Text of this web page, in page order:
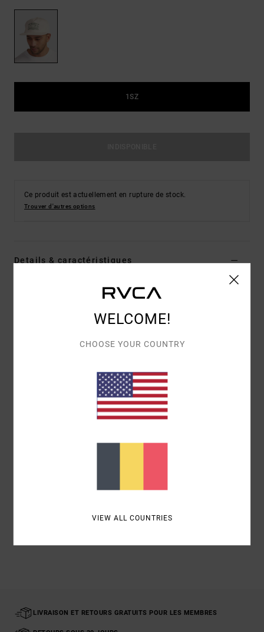
1SZ
Ce produit est actuellement en rupture de stock.
Trouver d'autres options
Details & caractéristiques
Casquette snapback Beige Homme
construction 5 pans
Visière plate
Système de fermeture :Snapback
Logo brodé centré sur le devant
100 % Coton
Livraison & Retours
LIVRAISON ET RETOURS GRATUITS POUR LES MEMBRES
WELCOME!
CHOOSE YOUR COUNTRY
VIEW ALL COUNTRIES